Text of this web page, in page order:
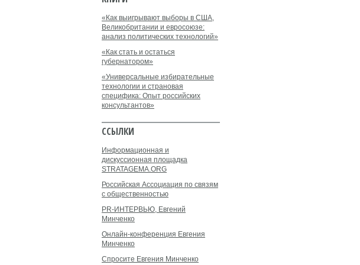
«Как выигрывают выборы в США,
Великобритании и евросоюзе:
анализ политических технологий»
«Как стать и остаться
губернатором»
«Универсальные избирательные
технологии и страновая
специфика: Опыт российских
консультантов»
ССЫЛКИ
Информационная и
дискуссионная площадка
STRATAGEMA.ORG
Российская Ассоциация по связям
с общественностью
PR-ИНТЕРВЬЮ, Евгений
Минченко
Онлайн-конференция Евгения
Минченко
Спросите Евгения Минченко